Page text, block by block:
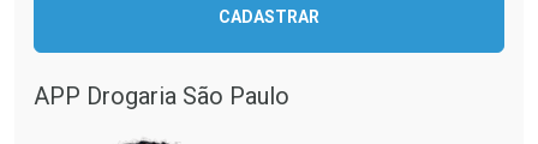
CADASTRAR
APP Drogaria São Paulo